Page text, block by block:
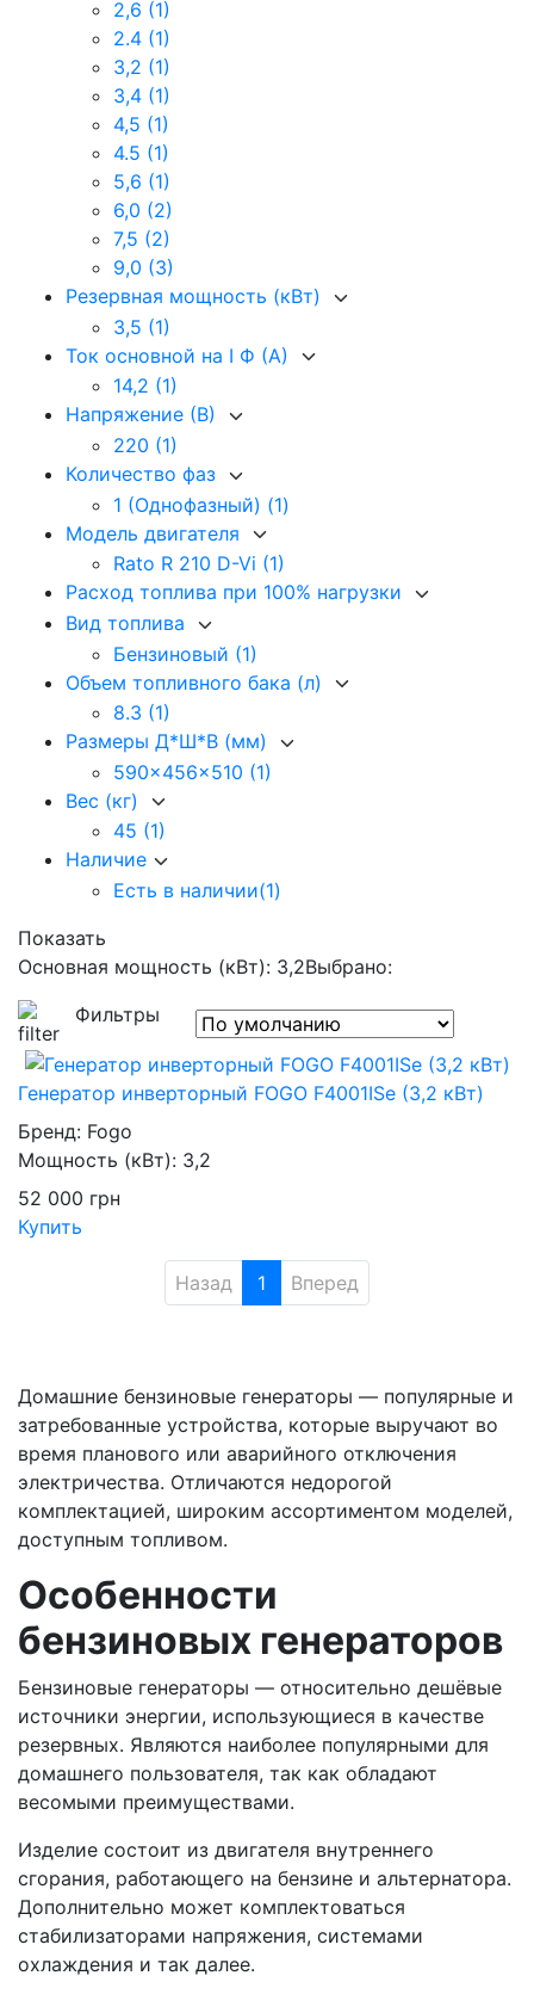
2,6 (1)
2.4 (1)
3,2 (1)
3,4 (1)
4,5 (1)
4.5 (1)
5,6 (1)
6,0 (2)
7,5 (2)
9,0 (3)
Резервная мощность (кВт)
3,5 (1)
Ток основной на I Ф (А)
14,2 (1)
Напряжение (В)
220 (1)
Количество фаз
1 (Однофазный) (1)
Модель двигателя
Rato R 210 D-Vi (1)
Расход топлива при 100% нагрузки
Вид топлива
Бензиновый (1)
Объем топливного бака (л)
8.3 (1)
Размеры Д*Ш*В (мм)
590x456x510 (1)
Вес (кг)
45 (1)
Наличие
Есть в наличии(1)
Показать
Основная мощность (кВт): 3,2Выбрано:
Фильтры
Генератор инверторный FOGO F4001ISe (3,2 кВт)
Бренд: Fogo
Мощность (кВт): 3,2
52 000 грн
Купить
Назад 1 Вперед
Домашние бензиновые генераторы — популярные и
затребованные устройства, которые выручают во
время планового или аварийного отключения
электричества. Отличаются недорогой
комплектацией, широким ассортиментом моделей,
доступным топливом.
Особенности
бензиновых генераторов
Бензиновые генераторы — относительно дешёвые
источники энергии, использующиеся в качестве
резервных. Являются наиболее популярными для
домашнего пользователя, так как обладают
весомыми преимуществами.
Изделие состоит из двигателя внутреннего
сгорания, работающего на бензине и альтернатора.
Дополнительно может комплектоваться
стабилизаторами напряжения, системами
охлаждения и так далее.